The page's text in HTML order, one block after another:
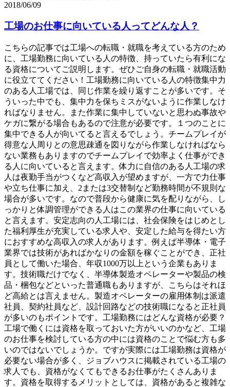
2018/06/09
工場のお仕事に向いている人ってどんな人？
こちらの記事では工場への転職・就職を考えている方のため
に、工場勤務に向いている人の特徴、持っていたら有利にな
る資格についてご説明します。ぜひご自身の転職・就職活動
に役立ててください！工場勤務に向いている人の特徴集中力
のある人工場では、同じ作業を繰り返すことが多いです。そ
ういった中でも、集中力を保ちミスがないように作業しなけ
ればなりません。また作業に集中していないと思わぬ事故や
ケガに繋がる場合もあるので注意が必要です。１つのことに
集中できる人が向いてると言えるでしょう。チームプレイが
得意な人周りとの意思疎通を図りながら作業しなければなら
ない業務もありますのでチームプレイで効率よく仕事ができ
る人に向いていると言えます。体力に自信のある人工場の求
人は夜勤手当がつくなど高収入が望めますが、一方で力仕事
や立ち仕事に加え、2または3交替制など勤務時間が不規則な
場合が多いです。なので普段から健康に気を配りながら、し
っかりと体調管理ができる人はこの業界の仕事に向いている
と言えます。安定志向の人工場には、社会保険をはじめとし
た福利厚生が充実している求人や、安定した給与を得たい方
におすすめな高収入の求人があります。例えば半導体・電子
業界では技術があればかなりの金額を稼ぐことができ、正社
員として働いた場合、年収1000万以上という企業もありま
す。技術職だけでなく、半導体製造オペレーターや製品の検
品・梱包などといった普通職もありますが、こちらはそれほ
ど高給とは言えません。製造オペレーターの雇用体制は派遣
社員、契約社員など、設計回路などの技術職になると正社員
が多いのもポイントです。工場勤務にはどんな資格が必要？
工場で働くには資格を取っておいた方がいいのかなど、工場
のお仕事を検討している方の中には資格のことで悩む方も多
いのではないでしょうか。ですが実際には工場勤務は資格が
必要ない場合が多く、ジョブハウスに掲載されている工場の
求人でも、資格がなくてもできるお仕事がたくさんありま
す。資格を取得するメリットとしては、資格があると複雑な